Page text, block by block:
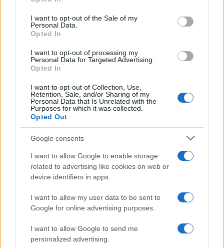
use your data for below specified purposes in below Google
consent section.
I want to opt-out of the Sale of my
Personal Data.
Opted In
I want to opt-out of processing my
Personal Data for Targeted Advertising.
Opted In
I want to opt-out of Collection, Use,
Retention, Sale, and/or Sharing of my
Personal Data that Is Unrelated with the
Purposes for which it was collected.
Opted Out
Google consents
I want to allow Google to enable storage
related to advertising like cookies on web or
device identifiers in apps.
I want to allow my user data to be sent to
Google for online advertising purposes.
I want to allow Google to send me
personalized advertising.
σε «απομονωμένο γαλατικό χωριό»
Το κεφάλαιο «αλλάγες στα ΑΕΙ» τώρα
ανοίγει. Και δυστυχώς, θλιβερές εικόνες σαν
Πανεπιστήμιο θα τις βλέπουμε για καιρό
ΑΡΘΡΟΓΡΑΦΙΑ
Η εαρινή «σύνοδος των εκλογικών